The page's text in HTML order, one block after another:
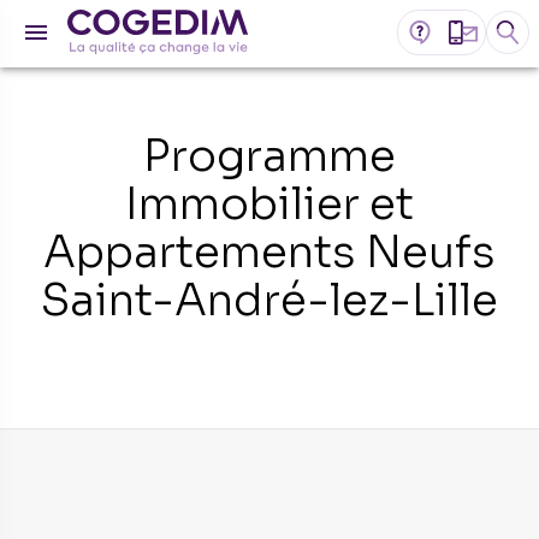
Programme
Immobilier et
Appartements Neufs
Saint-André-lez-Lille